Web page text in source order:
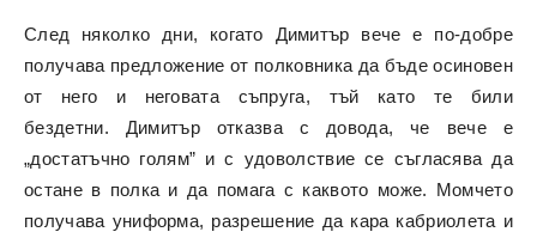
След няколко дни, когато Димитър вече е по-добре
получава предложение от полковника да бъде осиновен
от него и неговата съпруга, тъй като те били
бездетни. Димитър отказва с довода, че вече е
„достатъчно голям” и с удоволствие се съгласява да
остане в полка и да помага с каквото може. Момчето
получава униформа, разрешение да кара кабриолета и